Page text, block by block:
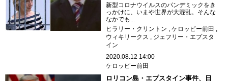
新型コロナウイルスのパンデミックをき
っかけに、いまや世界が大混乱。そんな
なかでも...
ヒラリー・クリントン
ケロッピー前田
ウィキリークス
ジェフリー・エプスタ
イン
2020.08.12 14:00
ケロッピー前田
ロリコン島・エプスタイン事件、日